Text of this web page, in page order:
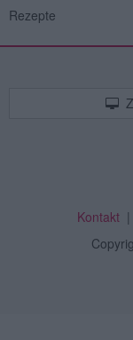
Rezepte
Kontakt|